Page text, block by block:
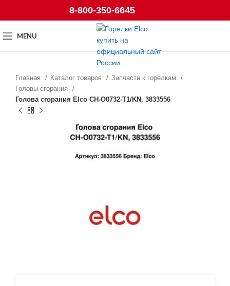
8-800-350-6645
MENU
Главная Каталог товаров
Запчасти к горелкам
Головы сгорания
Голова сгорания Elco CH-O0732-T1/KN, 3833556